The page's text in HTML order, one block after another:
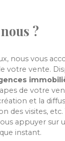
?
nous vous
votre vente.
de votre
et la
des visites, etc.
appuyer sur
instant.